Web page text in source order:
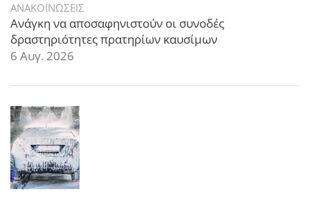
ΑΝΑΚΟΙΝΩΣΕΙΣ
Ανάγκη να αποσαφηνιστούν οι συνοδές
δραστηριότητες πρατηρίων καυσίμων
6 Αυγ. 2026